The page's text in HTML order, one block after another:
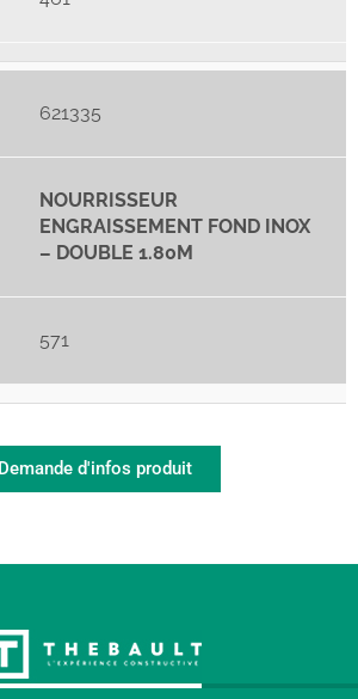
621335
NOURRISSEUR
ENGRAISSEMENT FOND INOX
– DOUBLE 1.80M
571
Demande d'infos produit